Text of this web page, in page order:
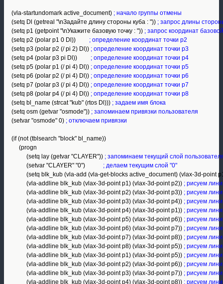
     (vla-startundomark active_document)
; начало группы отмены
     (setq Dl (getreal "\nЗадайте длину стороны куба : "))
; запрос длины
     (setq p1 (getpoint "\nУкажите базовую точку : "))
; запрос координат
     (setq p2 (polar p1 0 Dl))
; определение координат точки р2
     (setq p3 (polar p2 (/ pi 2) Dl))
; определение координат точки р3
     (setq p4 (polar p3 pi Dl))
; определение координат точки р4
     (setq p5 (polar p1 (/ pi 4) Dl))
; определение координат точки р5
     (setq p6 (polar p2 (/ pi 4) Dl))
; определение координат точки р6
     (setq p7 (polar p3 (/ pi 4) Dl))
; определение координат точки р7
     (setq p8 (polar p4 (/ pi 4) Dl))
; определение координат точки р8
     (setq bl_name (strcat "kub" (rtos Dl)))
; задаем имя блока
     (setq osm (getvar "osmode"))
; запоминаем привязки пользователя
     (setvar "osmode" 0)
; отключаем привязки
     (if (not (tblsearch "block" bl_name))
          (progn
               (setq lay (getvar "CLAYER"))
; запоминаем текущий слой
               (setvar "CLAYER" "0")
; делаем текущим слой "0"
(setq blk_kub (vla-add (vla-get-blocks active_document) (vlax-3d-point
               (vla-addline blk_kub (vlax-3d-point p1) (vlax-3d-point p2))
; рисуем
               (vla-addline blk_kub (vlax-3d-point p2) (vlax-3d-point p3))
; рисуем
               (vla-addline blk_kub (vlax-3d-point p3) (vlax-3d-point p4))
; рисуем
               (vla-addline blk_kub (vlax-3d-point p4) (vlax-3d-point p1))
; рисуем
               (vla-addline blk_kub (vlax-3d-point p5) (vlax-3d-point p6))
; рисуем
               (vla-addline blk_kub (vlax-3d-point p6) (vlax-3d-point p7))
; рисуем
               (vla-addline blk_kub (vlax-3d-point p7) (vlax-3d-point p8))
; рисуем
               (vla-addline blk_kub (vlax-3d-point p8) (vlax-3d-point p5))
; рисуем
               (vla-addline blk_kub (vlax-3d-point p1) (vlax-3d-point p5))
; рисуем
               (vla-addline blk_kub (vlax-3d-point p2) (vlax-3d-point p6))
; рисуем
               (vla-addline blk_kub (vlax-3d-point p3) (vlax-3d-point p7))
; рисуем
               (vla-addline blk_kub (vlax-3d-point p4) (vlax-3d-point p8))
; рисуем